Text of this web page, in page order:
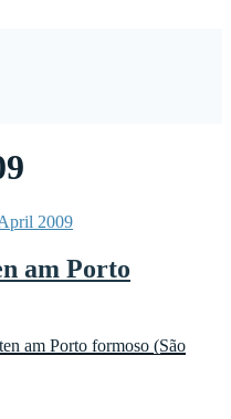
2009
am Porto
am Porto formoso (São